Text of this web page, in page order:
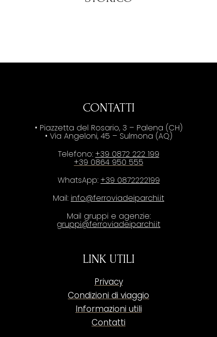
CONTATTI
• Piazzetta del Rosario, 3 – Palena (CH)
• Via Angeloni, 45 – Sulmona (AQ)
Telefono: +39 0872 222 199
+39 0864 950 555
WhatsApp: +39 0872222199
Mail: info@ferroviadeiparchi.it
Mail gruppi e agenzie:
gruppi@ferroviadeiparchi.it
LINK UTILI
Privacy
Condizioni di viaggio
Informazioni utili
Contatti